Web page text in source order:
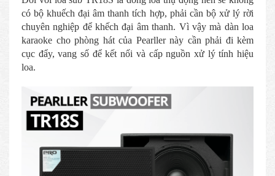
có bộ khuếch đại âm thanh tích hợp, phải cần bộ xử lý rời
chuyên nghiệp để khếch đại âm thanh. Vì vậy mà dàn loa
karaoke cho phòng hát của Pearller này cần phải đi kèm
cục đẩy, vang số để kết nối và cấp nguồn xử lý tính hiệu
loa.